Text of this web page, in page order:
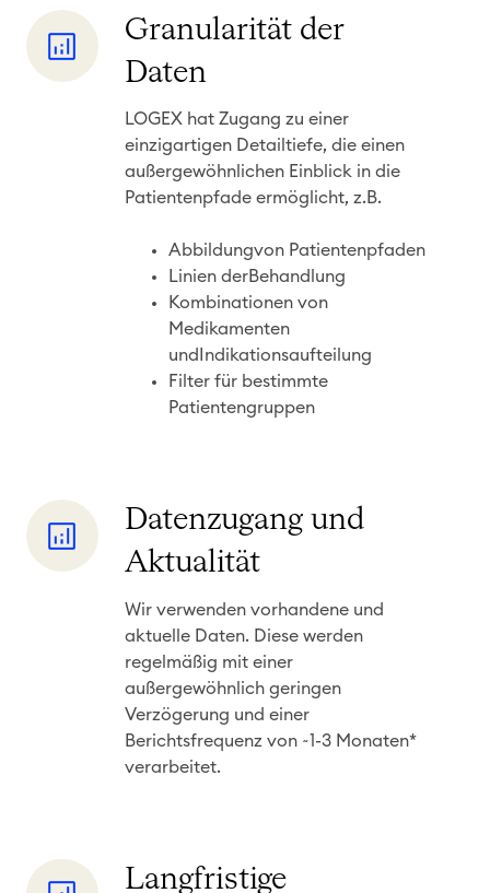
Granularität der
Daten
LOGEX hat Zugang zu einer
einzigartigen Detailtiefe, die einen
außergewöhnlichen Einblick in die
Patientenpfade ermöglicht, z.B.
Abbildungvon Patientenpfaden
Linien derBehandlung
Kombinationen von
Medikamenten
und Indikationsaufteilung
Filter für bestimmte
Patientengruppen
G
r
a
t
Datenzugang und
Aktualität
Wir verwenden vorhandene und
aktuelle Daten. Diese werden
regelmäßig mit einer
außergewöhnlich geringen
Verzögerung und einer
Berichtsfrequenz von ~1-3 Monaten*
verarbeitet.
D
a
n
Langfristige
L